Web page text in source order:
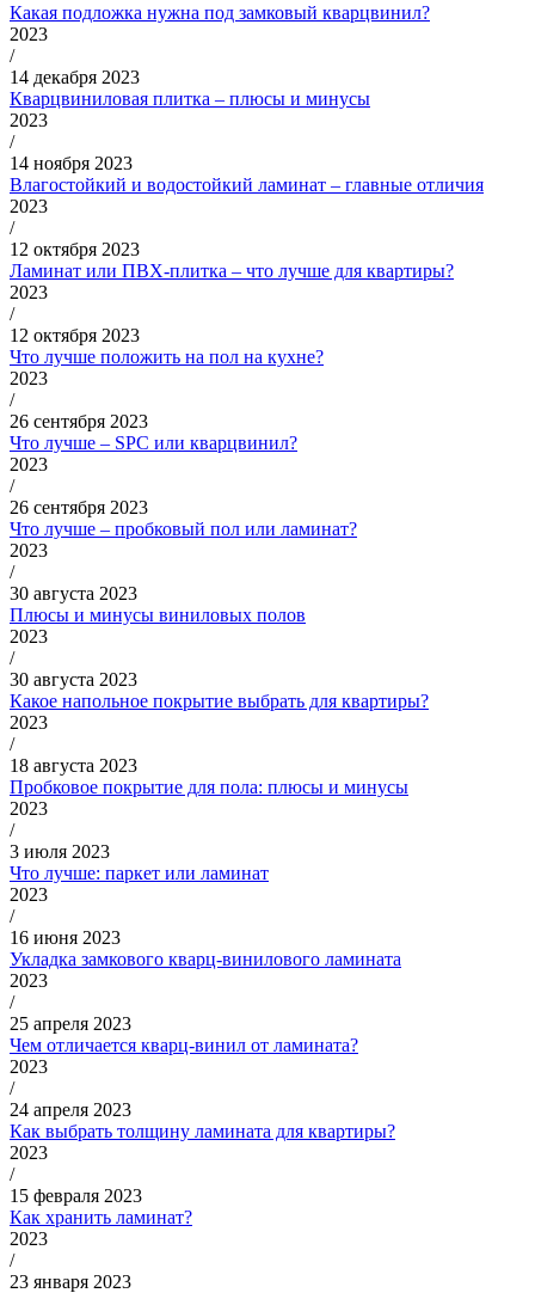
Какая подложка нужна под замковый кварцвинил?
2023
/
14 декабря 2023
Кварцвиниловая плитка – плюсы и минусы
2023
/
14 ноября 2023
Влагостойкий и водостойкий ламинат – главные отличия
2023
/
12 октября 2023
Ламинат или ПВХ-плитка – что лучше для квартиры?
2023
/
12 октября 2023
Что лучше положить на пол на кухне?
2023
/
26 сентября 2023
Что лучше – SPC или кварцвинил?
2023
/
26 сентября 2023
Что лучше – пробковый пол или ламинат?
2023
/
30 августа 2023
Плюсы и минусы виниловых полов
2023
/
30 августа 2023
Какое напольное покрытие выбрать для квартиры?
2023
/
18 августа 2023
Пробковое покрытие для пола: плюсы и минусы
2023
/
3 июля 2023
Что лучше: паркет или ламинат
2023
/
16 июня 2023
Укладка замкового кварц-винилового ламината
2023
/
25 апреля 2023
Чем отличается кварц-винил от ламината?
2023
/
24 апреля 2023
Как выбрать толщину ламината для квартиры?
2023
/
15 февраля 2023
Как хранить ламинат?
2023
/
23 января 2023